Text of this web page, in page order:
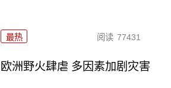
最热 阅读 77431
欧洲野火肆虐 多因素加剧灾害